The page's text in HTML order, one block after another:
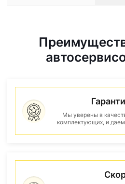
Мы уверены в
комплектующих, и